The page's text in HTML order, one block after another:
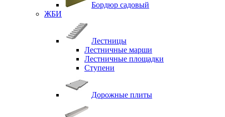
Бордюр садовый
ЖБИ
Лестницы
Лестничные марши
Лестничные площадки
Ступени
Дорожные плиты